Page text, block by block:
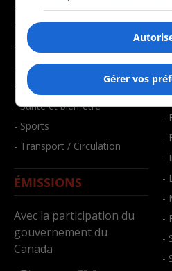
- Culture
- Économie
- Éducation
- Environnement
- Faits divers
- Santé et bien-être
- Sports
- Transport / Circulation
ÉMISSIONS
Avec la participation du
gouvernement du
Canada
-
-
-
-
-
-
-
-
-
-
Gérer vos